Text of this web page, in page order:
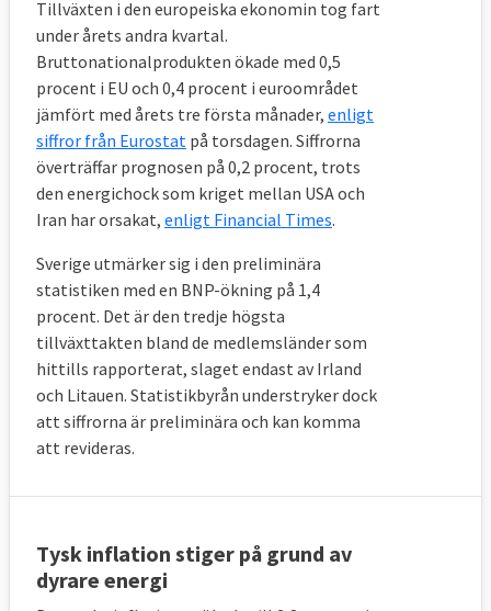
Tillväxten i den europeiska ekonomin tog fart
under årets andra kvartal.
Bruttonationalprodukten ökade med 0,5
procent i EU och 0,4 procent i euroområdet
jämfört med årets tre första månader, enligt
siffror från Eurostat på torsdagen. Siffrorna
överträffar prognosen på 0,2 procent, trots
den energichock som kriget mellan USA och
Iran har orsakat, enligt Financial Times.
Sverige utmärker sig i den preliminära
statistiken med en BNP-ökning på 1,4
procent. Det är den tredje högsta
tillväxttakten bland de medlemsländer som
hittills rapporterat, slaget endast av Irland
och Litauen. Statistikbyrån understryker dock
att siffrorna är preliminära och kan komma
att revideras.
Tysk inflation stiger på grund av
dyrare energi